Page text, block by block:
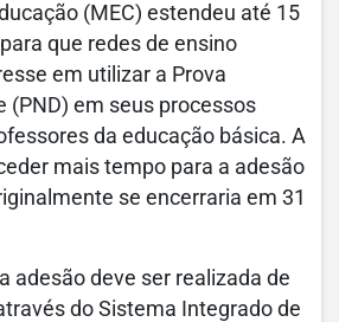
(MEC) estendeu até 15
que redes de ensino
em utilizar a Prova
(PND) em seus processos
da educação básica. A
mais tempo para a adesão
se encerraria em 31
adesão deve ser realizada de
do Sistema Integrado de